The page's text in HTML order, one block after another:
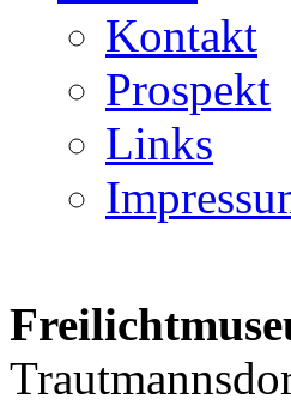
Kontakt
Prospekt
Links